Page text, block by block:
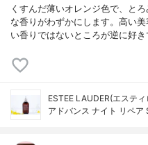
くすんだ薄いオレンジ色で、と
な香りがわずかにします。高い
い香りではないところが逆に好
ESTEE LAUDER(エステ
アドバンス ナイト リペア